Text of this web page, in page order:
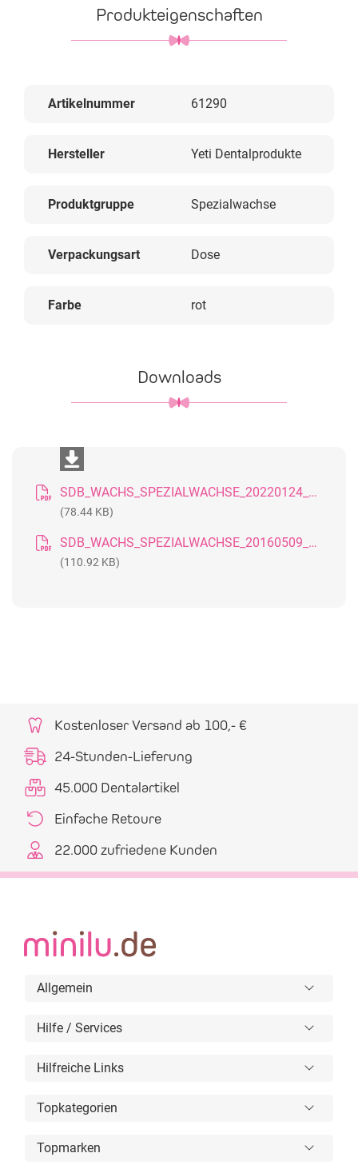
Produkteigenschaften
Artikelnummer 61290
Hersteller Yeti Dentalprodukte
Produktgruppe Spezialwachse
Verpackungsart Dose
Farbe rot
Downloads
SDB_WACHS_SPEZIALWACHSE_20220124_DE
(78.44 KB)
SDB_WACHS_SPEZIALWACHSE_20160509_GB
(110.92 KB)
Kostenloser Versand ab 100,- €
24-Stunden-Lieferung
45.000 Dentalartikel
Einfache Retoure
22.000 zufriedene Kunden
Allgemein
Hilfe / Services
Hilfreiche Links
Topkategorien
Topmarken